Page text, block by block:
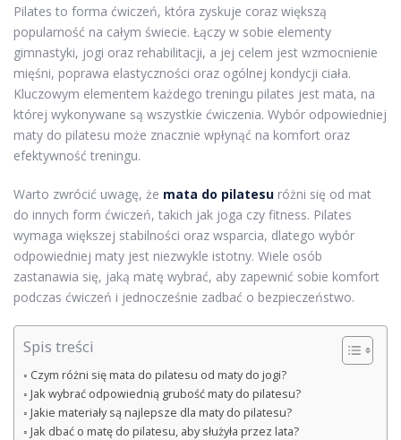
Pilates to forma ćwiczeń, która zyskuje coraz większą
popularność na całym świecie. Łączy w sobie elementy
gimnastyki, jogi oraz rehabilitacji, a jej celem jest wzmocnienie
mięśni, poprawa elastyczności oraz ogólnej kondycji ciała.
Kluczowym elementem każdego treningu pilates jest mata, na
której wykonywane są wszystkie ćwiczenia. Wybór odpowiedniej
maty do pilatesu może znacznie wpłynąć na komfort oraz
efektywność treningu.
Warto zwrócić uwagę, że mata do pilatesu różni się od mat
do innych form ćwiczeń, takich jak joga czy fitness. Pilates
wymaga większej stabilności oraz wsparcia, dlatego wybór
odpowiedniej maty jest niezwykle istotny. Wiele osób
zastanawia się, jaką matę wybrać, aby zapewnić sobie komfort
podczas ćwiczeń i jednocześnie zadbać o bezpieczeństwo.
Spis treści
Czym różni się mata do pilatesu od maty do jogi?
Jak wybrać odpowiednią grubość maty do pilatesu?
Jakie materiały są najlepsze dla maty do pilatesu?
Jak dbać o matę do pilatesu, aby służyła przez lata?